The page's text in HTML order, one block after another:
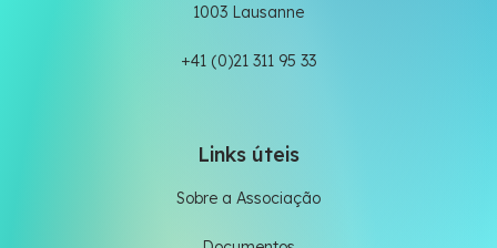
1003 Lausanne
+41 (0)21 311 95 33
Links úteis
Sobre a Associação